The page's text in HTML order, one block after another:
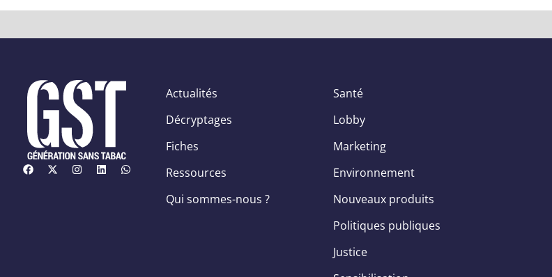
Actualités
Décryptages
Fiches
Ressources
Qui sommes-nous ?
Santé
Lobby
Marketing
Environnement
Nouveaux produits
Politiques publiques
Justice